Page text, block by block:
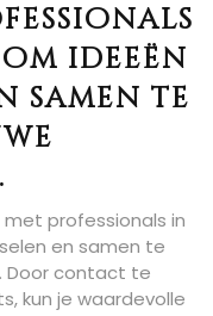
ideeën
samen te
professionals in
en samen te
Door contact te
kun je waardevolle